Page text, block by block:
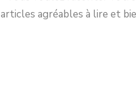
articles agréables à lire et